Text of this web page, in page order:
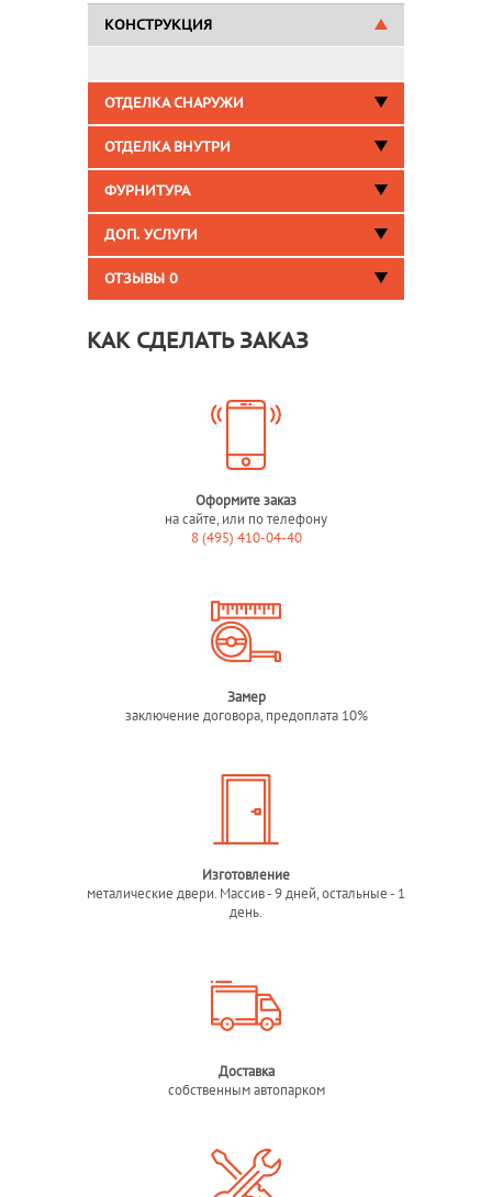
КОНСТРУКЦИЯ
ОТДЕЛКА СНАРУЖИ
ОТДЕЛКА ВНУТРИ
ФУРНИТУРА
ДОП. УСЛУГИ
ОТЗЫВЫ 0
КАК СДЕЛАТЬ ЗАКАЗ
Оформите заказ
на сайте, или по телефону
8 (495) 410-04-40
Замер
заключение договора, предоплата 10%
Изготовление
металические двери. Массив - 9 дней, остальные - 1
день.
Доставка
собственным автопарком